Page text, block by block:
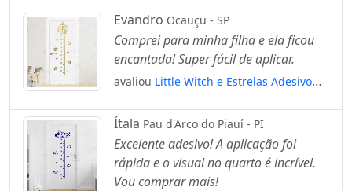
para Quarto, Porta e Parede Mod:61
Evandro Ocauçu - SP
Comprei para minha filha e ela ficou
encantada! Super fácil de aplicar.
avaliou Little Witch e Estrelas Adesivo
de Altura para Quarto, Porta e Parede
Mod:229
Ítala Pau d'Arco do Piauí - PI
Excelente adesivo! A aplicação foi
rápida e o visual no quarto é incrível.
Vou comprar mais!